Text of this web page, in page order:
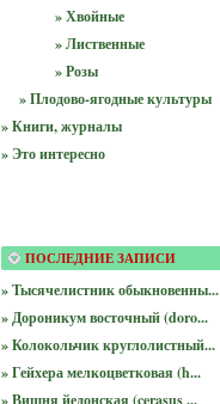
» Хвойные
» Лиственные
» Розы
» Плодово-ягодные культуры
» Книги, журналы
» Это интересно
ПОСЛЕДНИЕ ЗАПИСИ
» Тысячелистник обыкновенны...
» Дороникум восточный (doro...
» Колокольчик круглолистный...
» Гейхера мелкоцветковая (h...
» Вишня йедонская (cerasus ...